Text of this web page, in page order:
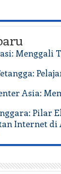
Menggali
Asia:
Pilar
Internet di